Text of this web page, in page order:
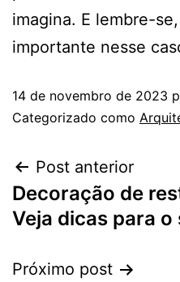
imagina. E lembre-
importante nesse
14 de novembro de 2023
Categorizado como
Post anterior
Decoração de
Veja dicas para o
Próximo post